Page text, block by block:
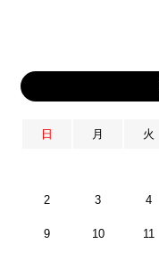
日 月 火
2 3 4
9 10 11